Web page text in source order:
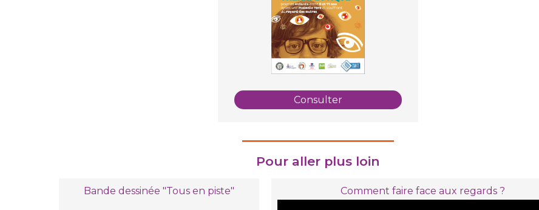
Consulter
Pour aller plus loin
Bande dessinée "Tous en piste" Comment faire face aux regards ?